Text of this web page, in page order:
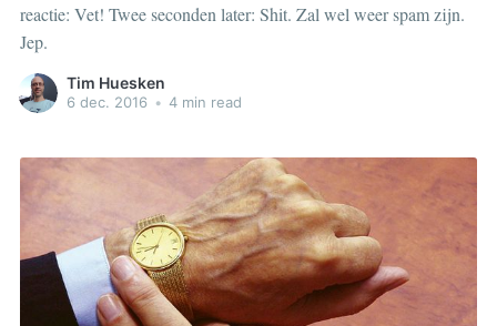
reactie: Vet! Twee seconden later: Shit. Zal wel weer spam zijn.
Jep.
Tim Huesken
6 dec. 2016 • 4 min read